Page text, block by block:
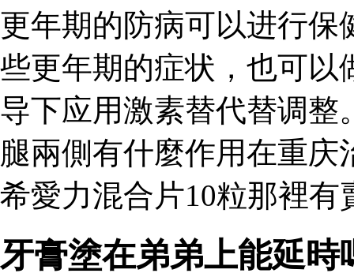
更年期的防病可以进行保
些更年期的症状，也可以
导下应用激素替代替调整
腿兩側有什麼作用在重
希愛力混合片10粒那裡
牙膏塗在弟弟上能延